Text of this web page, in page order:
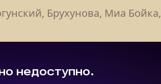
Брухунова, Миа Бойка,